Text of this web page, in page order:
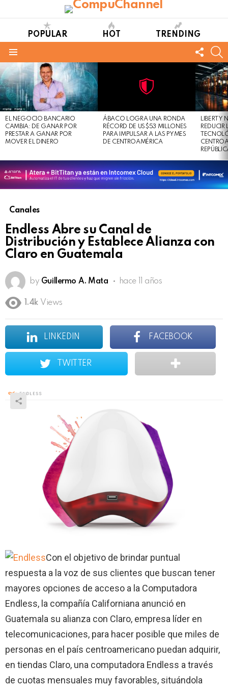
POPULAR HOT TRENDING
US
LATEST
STORIES
EL NEGOCIO BANCARIO
CAMBIA: DE GANAR POR
PRESTAR A GANAR POR
MOVER EL DINERO
Safe
For
Work
view
this
post
ÁBACO LOGRA UNA RONDA
RÉCORD DE US$53 MILLONES
PARA IMPULSAR A LAS PYMES
DE CENTROAMÉRICA
LIBERTY
REDUCIR
Canales
Endless Abre su Canal de
Distribución y Establece Alianza con
Claro en Guatemala
by Guillermo A. Mata hace 11 años
1.4k Views
LINKEDIN FACEBOOK
TWITTER
Con el objetivo de brindar puntual
respuesta a la voz de sus clientes que buscan tener
mayores opciones de acceso a la Computadora
Endless, la compañía Californiana anunció en
Guatemala su alianza con Claro, empresa líder en
telecomunicaciones, para hacer posible que miles de
personas en el país centroamericano puedan adquirir,
en tiendas Claro, una computadora Endless a través
de cuotas mensuales muy favorables, situándola